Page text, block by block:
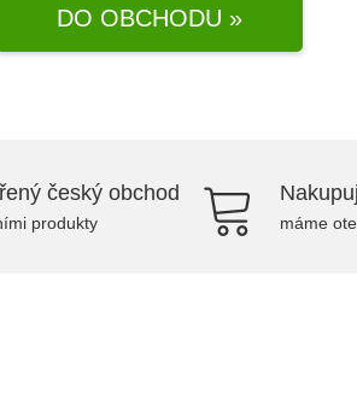
DO OBCHODU »
český obchod
produkty máme